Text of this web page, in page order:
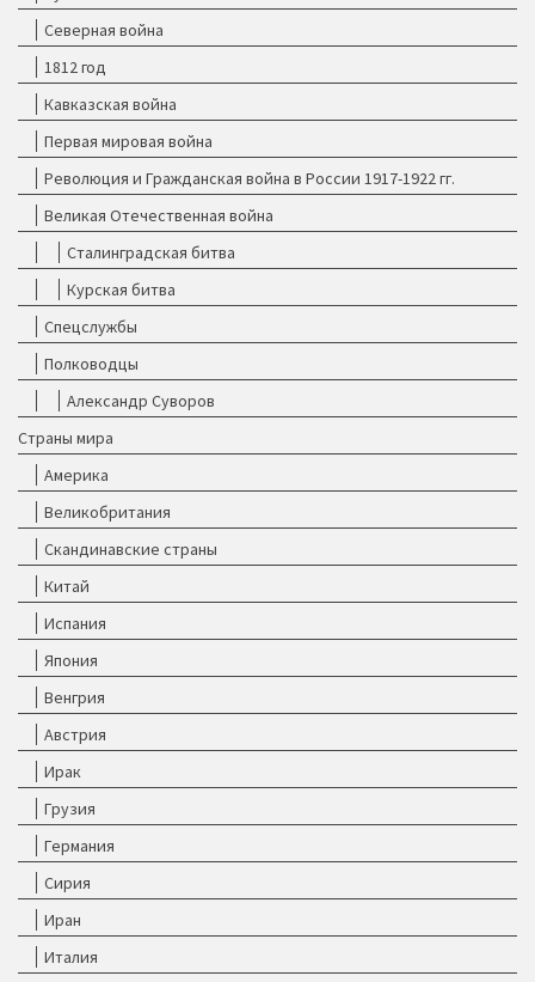
Северная война
1812 год
Кавказская война
Первая мировая война
Революция и Гражданская война в России 1917-1922 гг.
Великая Отечественная война
Сталинградская битва
Курская битва
Спецслужбы
Полководцы
Александр Суворов
Страны мира
Америка
Великобритания
Скандинавские страны
Китай
Испания
Япония
Венгрия
Австрия
Ирак
Грузия
Германия
Сирия
Иран
Италия